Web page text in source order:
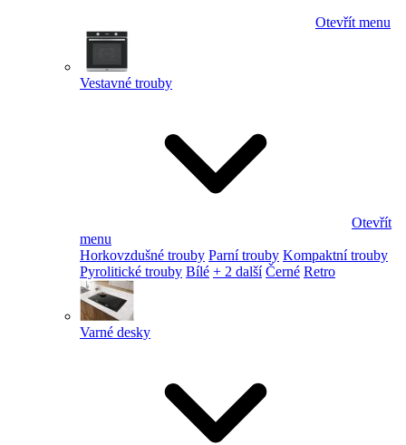
Otevřít menu
Vestavné trouby
Otevřít
menu
Horkovzdušné trouby Parní trouby Kompaktní trouby
Pyrolitické trouby Bílé + 2 další Černé Retro
Varné desky